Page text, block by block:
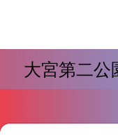
大宮第二公